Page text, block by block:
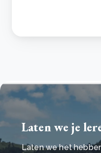
Laten we je
Laten we het